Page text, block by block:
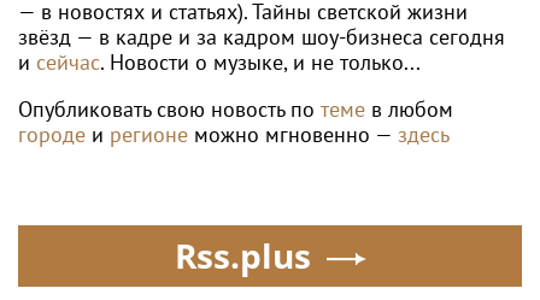
— в новостях и статьях). Тайны светской жизни
звёзд — в кадре и за кадром шоу-бизнеса сегодня
и сейчас. Новости о музыке, и не только...
Опубликовать свою новость по теме в любом
городе и регионе можно мгновенно — здесь
Rss.plus